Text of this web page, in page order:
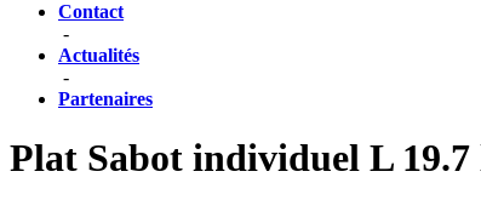
Contact
-
Actualités
-
Partenaires
Plat Sabot individuel L 19.7